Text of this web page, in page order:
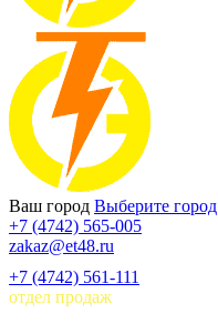
Ваш город Выберите город
+7 (4742) 565-005
zakaz@et48.ru
+7 (4742) 561-111
отдел продаж